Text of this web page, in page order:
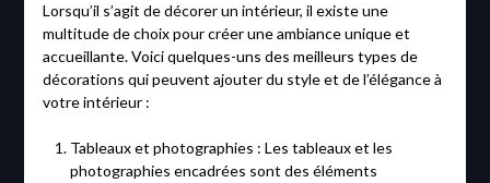
Lorsqu’il s’agit de décorer un intérieur, il existe une
multitude de choix pour créer une ambiance unique et
accueillante. Voici quelques-uns des meilleurs types de
décorations qui peuvent ajouter du style et de l’élégance à
votre intérieur :
Tableaux et photographies : Les tableaux et les
photographies encadrées sont des éléments